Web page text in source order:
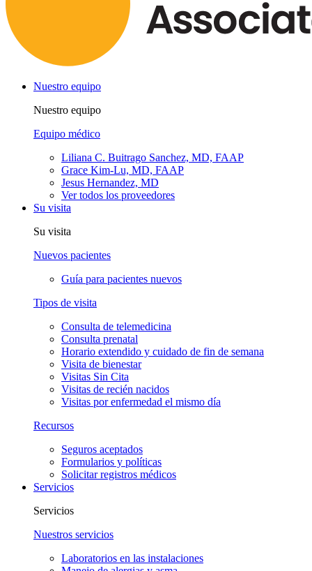
Nuestro equipo
Nuestro equipo
Equipo médico
Liliana C. Buitrago Sanchez, MD, FAAP
Grace Kim-Lu, MD, FAAP
Jesus Hernandez, MD
Ver todos los proveedores
Su visita
Su visita
Nuevos pacientes
Guía para pacientes nuevos
Tipos de visita
Consulta de telemedicina
Consulta prenatal
Horario extendido y cuidado de fin de semana
Visita de bienestar
Visitas Sin Cita
Visitas de recién nacidos
Visitas por enfermedad el mismo día
Recursos
Seguros aceptados
Formularios y políticas
Solicitar registros médicos
Servicios
Servicios
Nuestros servicios
Laboratorios en las instalaciones